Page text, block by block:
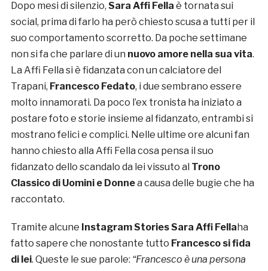
Dopo mesi di silenzio, Sara Affi Fella è tornata sui
social, prima di farlo ha però chiesto scusa a tutti per il
suo comportamento scorretto. Da poche settimane
non si fa che parlare di un nuovo amore nella sua vita.
La Affi Fella si è fidanzata con un calciatore del
Trapani, Francesco Fedato, i due sembrano essere
molto innamorati. Da poco l’ex tronista ha iniziato a
postare foto e storie insieme al fidanzato, entrambi si
mostrano felici e complici. Nelle ultime ore alcuni fan
hanno chiesto alla Affi Fella cosa pensa il suo
fidanzato dello scandalo da lei vissuto al Trono
Classico di Uomini e Donnea causa delle bugie che ha
raccontato.
Tramite alcune Instagram Stories Sara Affi Fella ha
fatto sapere che nonostante tutto Francesco si fida
di lei. Queste le sue parole: “Francesco è una persona